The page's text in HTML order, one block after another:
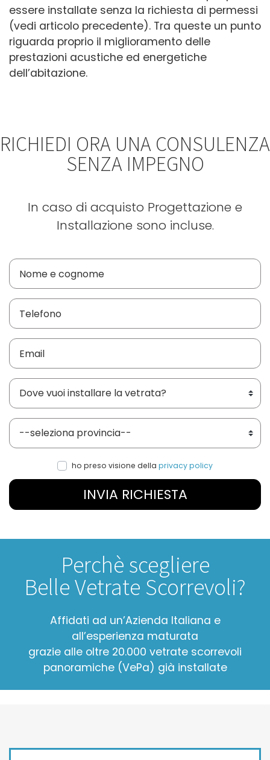
essere installate senza la richiesta di permessi
(vedi articolo precedente). Tra queste un punto
riguarda proprio il miglioramento delle
prestazioni acustiche ed energetiche
dell’abitazione.
RICHIEDI ORA UNA CONSULENZA
SENZA IMPEGNO
In caso di acquisto Progettazione e
Installazione sono incluse.
Dove vuoi installare le vetrate?
Provincia
ho preso visione della privacy policy
INVIA RICHIESTA
Perchè scegliere
Belle Vetrate Scorrevoli?
Affidati ad un’Azienda Italiana e
all’esperienza maturata
grazie alle oltre 20.000 vetrate scorrevoli
panoramiche (VePa) già installate